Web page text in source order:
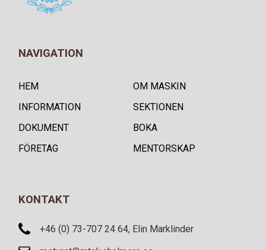
NAVIGATION
HEM
OM MASKIN
INFORMATION
SEKTIONEN
DOKUMENT
BOKA
FÖRETAG
MENTORSKAP
KONTAKT
+46 (0) 73-707 24 64, Elin Marklinder